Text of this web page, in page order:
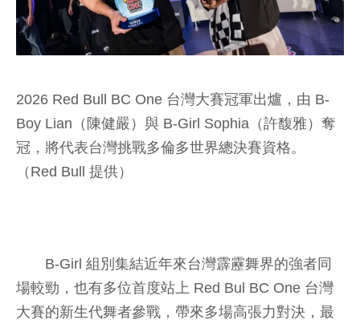
2026 Red Bull BC One 台灣大賽冠軍出爐，由 B-
Boy Lian（陳健嚴）與 B-Girl Sophia（許馥雅）奪
冠，將代表台灣挑戰多倫多世界總決賽資格。
（Red Bull 提供）
B-Girl 組別集結近年來台灣霹靂舞界的強者同
場較勁，也有多位首度站上 Red Bul BC One 台灣
大賽的新生代舞者參戰，帶來多場高張力對決，最